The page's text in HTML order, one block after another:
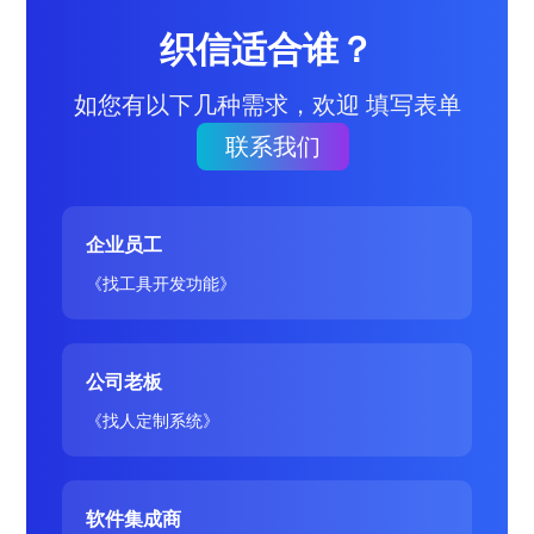
织信适合谁？
如您有以下几种需求，欢迎 填写表单
联系我们
企业员工
《找工具开发功能》
公司老板
《找人定制系统》
软件集成商